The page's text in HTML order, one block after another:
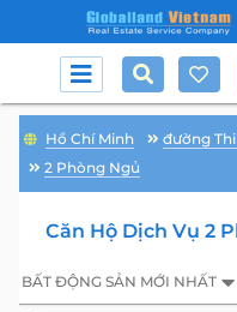
Hồ Chí Minh đường Thi
2 Phòng Ngủ
Căn Hộ Dịch Vụ 2
BẤT ĐỘNG SẢN MỚI NHẤT